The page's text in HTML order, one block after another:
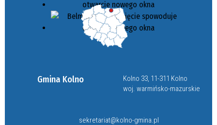
Gmina Kolno
Kolno 33, 11-311 Kolno
woj. warmińsko-mazurskie
sekretariat@kolno-gmina.pl